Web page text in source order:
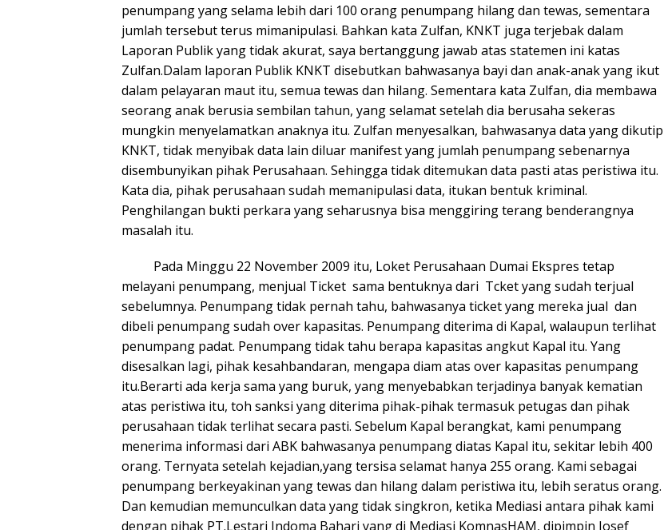
penumpang yang selama lebih dari 100 orang penumpang hilang dan tewas, sementara
jumlah tersebut terus mimanipulasi. Bahkan kata Zulfan, KNKT juga terjebak dalam
Laporan Publik yang tidak akurat, saya bertanggung jawab atas statemen ini katas
Zulfan.Dalam laporan Publik KNKT disebutkan bahwasanya bayi dan anak-anak yang ikut
dalam pelayaran maut itu, semua tewas dan hilang. Sementara kata Zulfan, dia membawa
seorang anak berusia sembilan tahun, yang selamat setelah dia berusaha sekeras
mungkin menyelamatkan anaknya itu. Zulfan menyesalkan, bahwasanya data yang dikutip
KNKT, tidak menyibak data lain diluar manifest yang jumlah penumpang sebenarnya
disembunyikan pihak Perusahaan. Sehingga tidak ditemukan data pasti atas peristiwa itu.
Kata dia, pihak perusahaan sudah memanipulasi data, itukan bentuk kriminal.
Penghilangan bukti perkara yang seharusnya bisa menggiring terang benderangnya
masalah itu.
Pada Minggu 22 November 2009 itu, Loket Perusahaan Dumai Ekspres tetap
melayani penumpang, menjual Ticket sama bentuknya dari Tcket yang sudah terjual
sebelumnya. Penumpang tidak pernah tahu, bahwasanya ticket yang mereka jual dan
dibeli penumpang sudah over kapasitas. Penumpang diterima di Kapal, walaupun terlihat
penumpang padat. Penumpang tidak tahu berapa kapasitas angkut Kapal itu. Yang
disesalkan lagi, pihak kesahbandaran, mengapa diam atas over kapasitas penumpang
itu.Berarti ada kerja sama yang buruk, yang menyebabkan terjadinya banyak kematian
atas peristiwa itu, toh sanksi yang diterima pihak-pihak termasuk petugas dan pihak
perusahaan tidak terlihat secara pasti. Sebelum Kapal berangkat, kami penumpang
menerima informasi dari ABK bahwasanya penumpang diatas Kapal itu, sekitar lebih 400
orang. Ternyata setelah kejadian,yang tersisa selamat hanya 255 orang. Kami sebagai
penumpang berkeyakinan yang tewas dan hilang dalam peristiwa itu, lebih seratus orang.
Dan kemudian memunculkan data yang tidak singkron, ketika Mediasi antara pihak kami
dengan pihak PT.Lestari Indoma Bahari yang di Mediasi KomnasHAM, dipimpin Josef